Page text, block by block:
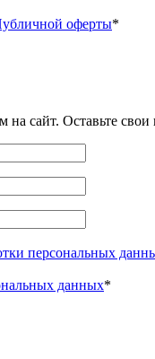
оферты*
на сайт. Оставьте
персональных
данных*